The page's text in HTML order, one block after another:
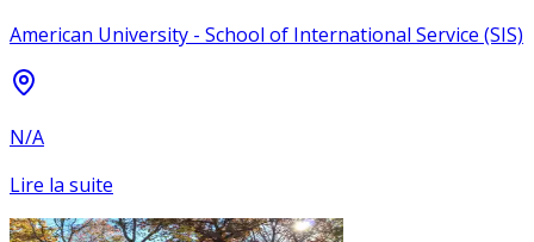
American University - School of International Service (SIS)
N/A
Lire la suite